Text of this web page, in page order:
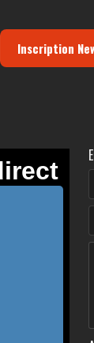
Inscription